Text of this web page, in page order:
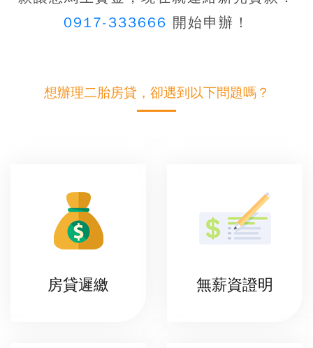
0917-333666 開始申辦！
想辦理二胎房貸，卻遇到以下問題嗎？
房貸遲繳 無薪資證明